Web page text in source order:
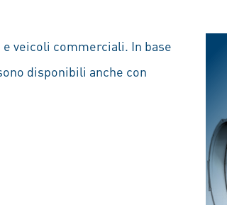
veicoli commerciali. In base
disponibili anche con